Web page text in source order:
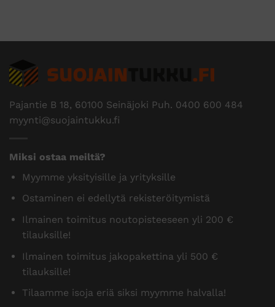
Pajantie B 18, 60100 Seinäjoki Puh. 0400 600 484
myynti@suojaintukku.fi
Miksi ostaa meiltä?
Myymme yksityisille ja yrityksille
Ostaminen ei edellytä rekisteröitymistä
Ilmainen toimitus noutopisteeseen yli 200 €
tilauksille!
Ilmainen toimitus jakopakettina yli 500 €
tilauksille!
Tilaamme isoja eriä siksi myymme halvalla!